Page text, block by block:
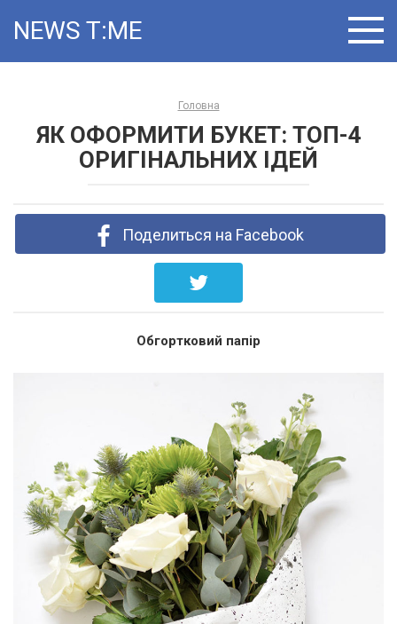
NEWS T:ME
Головна
ЯК ОФОРМИТИ БУКЕТ: ТОП-4
ОРИГІНАЛЬНИХ ІДЕЙ
Поделиться на Facebook
Обгортковий папір